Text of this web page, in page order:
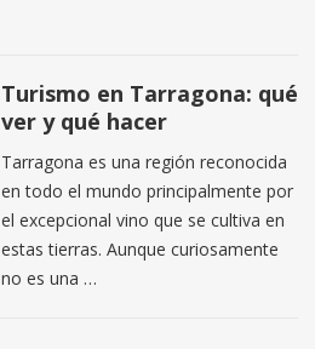
Turismo en Tarragona: qué
ver y qué hacer
Tarragona es una región reconocida
en todo el mundo principalmente por
el excepcional vino que se cultiva en
estas tierras. Aunque curiosamente
no es una …